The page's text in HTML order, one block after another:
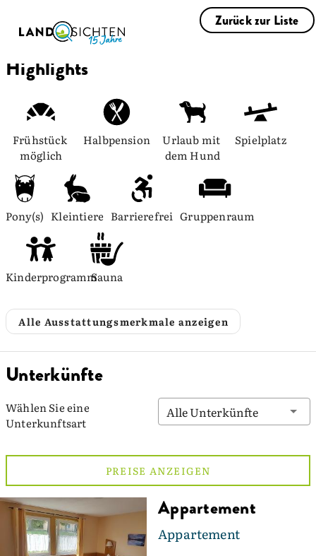
Zurück zur Liste
Highlights
Frühstück
möglich
Halbpension
Urlaub mit
dem Hund
Spielplatz
Pony(s) Kleintiere Barrierefrei Gruppenraum
KinderprogrammSauna
Alle Ausstattungsmerkmale anzeigen
Unterkünfte
Wählen Sie eine
Unterkunftsart
Alle Unterkünfte
PREISE ANZEIGEN
Appartement
Appartement